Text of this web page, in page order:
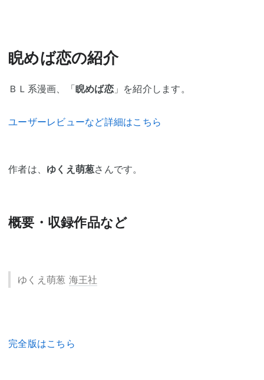
睨めば恋の紹介
ＢＬ系漫画、「睨めば恋」を紹介します。
ユーザーレビューなど詳細はこちら
作者は、 ゆくえ萌葱さんです。
概要・収録作品など
ゆくえ萌葱 海王社
完全版はこちら